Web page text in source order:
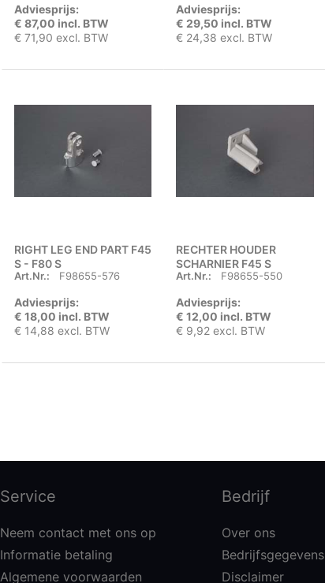
Adviesprijs:
€ 87,00 incl. BTW
€ 71,90 excl. BTW
Adviesprijs:
€ 29,50 incl. BTW
€ 24,38 excl. BTW
RIGHT LEG END PART F45
S - F80 S
Art.Nr.: F98655-576
Adviesprijs:
€ 18,00 incl. BTW
€ 14,88 excl. BTW
RECHTER HOUDER
SCHARNIER F45 S
Art.Nr.: F98655-550
Adviesprijs:
€ 12,00 incl. BTW
€ 9,92 excl. BTW
Service
Neem contact met ons op
Informatie betaling
Algemene voorwaarden
Bedrijf
Over ons
Bedrijfsgegevens
Disclaimer